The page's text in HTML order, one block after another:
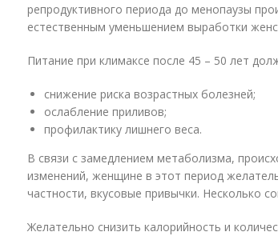
репродуктивного периода до менопаузы
естественным уменьшением выработки
Питание при климаксе после 45 – 50 лет
снижение риска возрастных болезней;
ослабление приливов;
профилактику лишнего веса.
В связи с замедлением метаболизма,
изменений, женщине в этот период
частности, вкусовые привычки. Несколько
Желательно снизить калорийность и